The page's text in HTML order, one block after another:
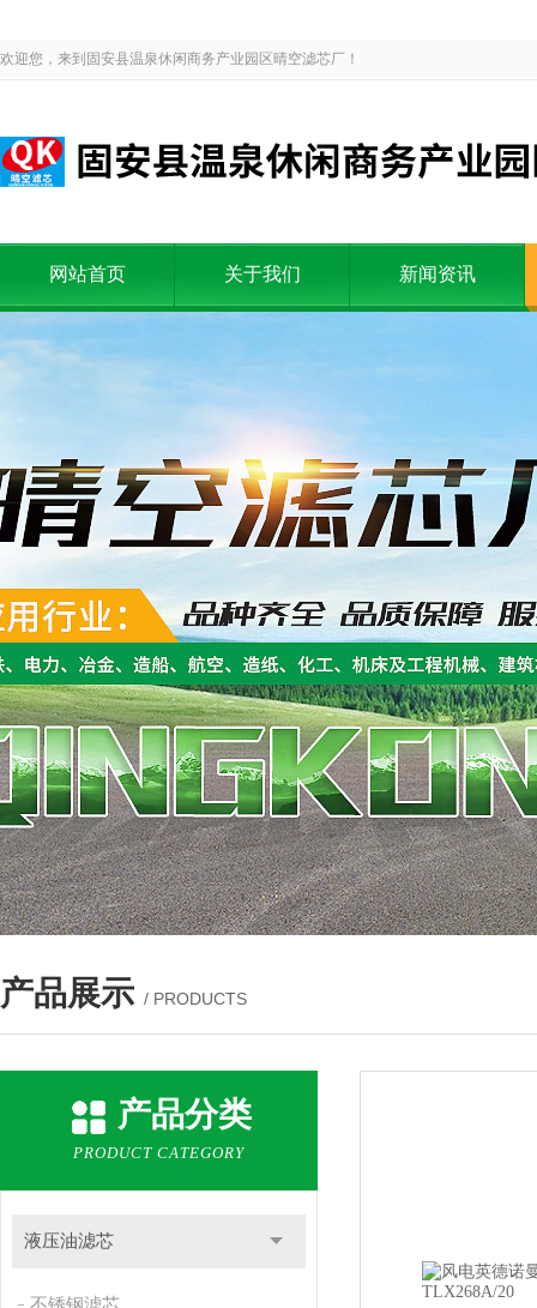
欢迎您，来到固安县温泉休闲商务产业园区晴空滤芯厂！
网站首页 关于我们 新闻资讯
产品展示 / PRODUCTS
产品分类
PRODUCT CATEGORY
液压油滤芯